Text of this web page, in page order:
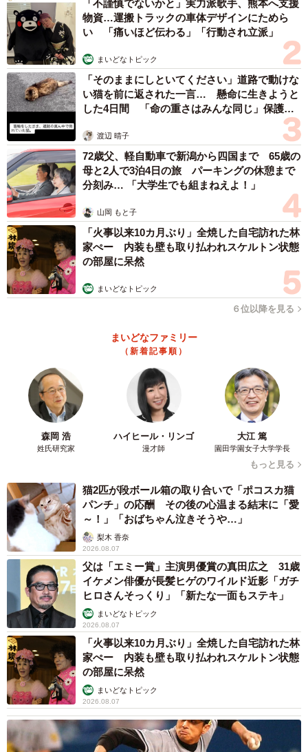
「不謹慎でないかと」実力派歌手、熊本へ支援
物資…運搬トラックの車体デザインにためら
い 「痛いほど伝わる」「行動され立派」
まいどなトピック
「そのままにしといてください」道路で動けな
い猫を前に返された一言… 懸命に生きようと
した4日間 「命の重さはみんな同じ」保護団
渡辺 晴子
72歳父、軽自動車で新潟から四国まで 65歳の
母と2人で3泊4日の旅 パーキングの休憩まで
分刻み… 「大学生でも組まねえよ！」
山岡 もと子
「火事以来10カ月ぶり」全焼した自宅訪れた林
家ぺー 内装も壁も取り払われスケルトン状態
の部屋に呆然
まいどなトピック
６位以降を見る
まいどなファミリー
（新着記事順）
森岡 浩
姓氏研究家
ハイヒール・リンゴ
漫才師
大江 篤
園田学園女子大学学長
もっと見る
猫2匹が段ボール箱の取り合いで「ポコスカ猫
パンチ」の応酬 その後の心温まる結末に「愛
～！」「おばちゃん泣きそうや…」
梨木 香奈
2026.08.07
父は「エミー賞」主演男優賞の真田広之 31歳
イケメン俳優が長髪ヒゲのワイルド近影「ガチ
ヒロさんそっくり」「新たな一面もステキ」
まいどなトピック
2026.08.07
「火事以来10カ月ぶり」全焼した自宅訪れた林
家ぺー 内装も壁も取り払われスケルトン状態
の部屋に呆然
まいどなトピック
2026.08.07